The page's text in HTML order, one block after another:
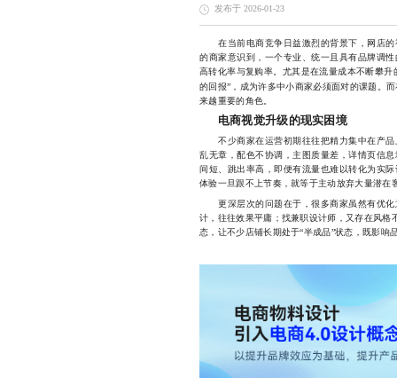
发布于 2026-01-23
在当前电商竞争日益激烈的背景下，网店的
的商家意识到，一个专业、统一且具有品牌调
高转化率与复购率。尤其是在流量成本不断攀
的回报”，成为许多中小商家必须面对的课题。
来越重要的角色。
电商视觉升级的现实困境
不少商家在运营初期往往把精力集中在产品
乱无章，配色不协调，主图质量差，详情页信
间短、跳出率高，即便有流量也难以转化为实
体验一旦跟不上节奏，就等于主动放弃大量潜在
更深层次的问题在于，很多商家虽然有优化
计，往往效果平庸；找兼职设计师，又存在风格
态，让不少店铺长期处于“半成品”状态，既影响